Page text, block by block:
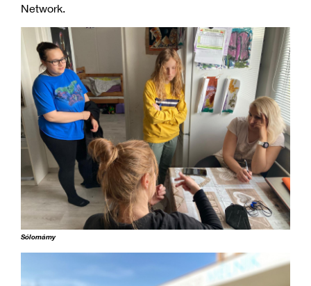
Network.
Sólomámy